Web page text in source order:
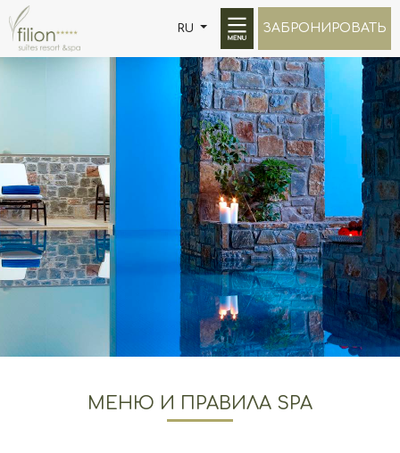
RU ЗАБРОНИРОВАТЬ
МЕНЮ И ПРАВИЛА SPA